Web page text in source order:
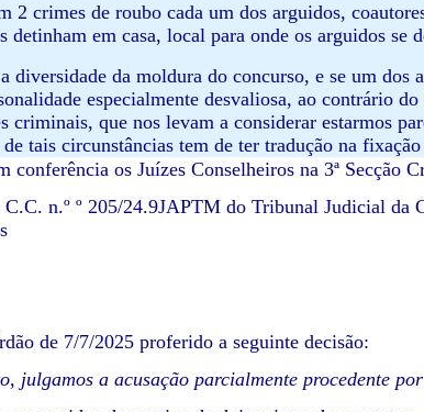
2 crimes de roubo cada um dos arguidos,
detinham em casa, local para onde os arguidos se
da moldura do concurso, e se um dos
especialmente desvaliosa, ao contrário
criminais, que nos levam a considerar estarmos
tais circunstâncias tem de ter tradução na
conferência os Juízes Conselheiros na 3ª Secção
n.º º 205/24.9JAPTM do Tribunal Judicial
de 7/7/2025 proferido a seguinte decisão:
julgamos a acusação parcialmente procedente